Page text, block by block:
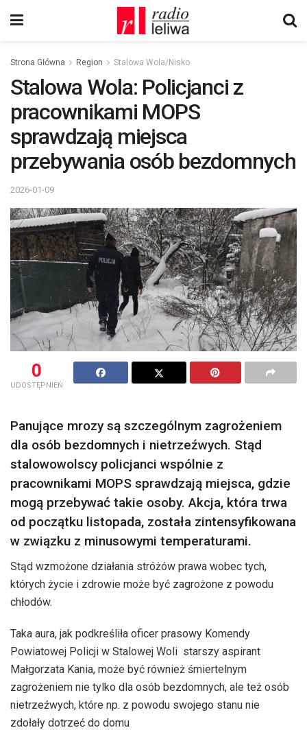
Strona Główna Region Stalowa Wola/Nisko
Stalowa Wola: Policjanci z
pracownikami MOPS
sprawdzają miejsca
przebywania osób bezdomnych
2026-01-09
0
UDOSTĘPNIEŃ
Panujące mrozy są szczególnym zagrożeniem
dla osób bezdomnych i nietrzeźwych. Stąd
stalowowolscy policjanci wspólnie z
pracownikami MOPS sprawdzają miejsca, gdzie
mogą przebywać takie osoby. Akcja, która trwa
od początku listopada, została zintensyfikowana
w związku z minusowymi temperaturami.
Stąd wzmożone działania stróżów prawa wobec tych,
których życie i zdrowie może być zagrożone z powodu
chłodów.
Taka aura, jak podkreśliła oficer prasowy Komendy
Powiatowej Policji w Stalowej Woli starszy aspirant
Małgorzata Kania, może być również śmiertelnym
zagrożeniem nie tylko dla osób bezdomnych, ale też osób
nietrzeźwych, które np. z powodu swojego stanu nie
zdołały dotrzeć do domu